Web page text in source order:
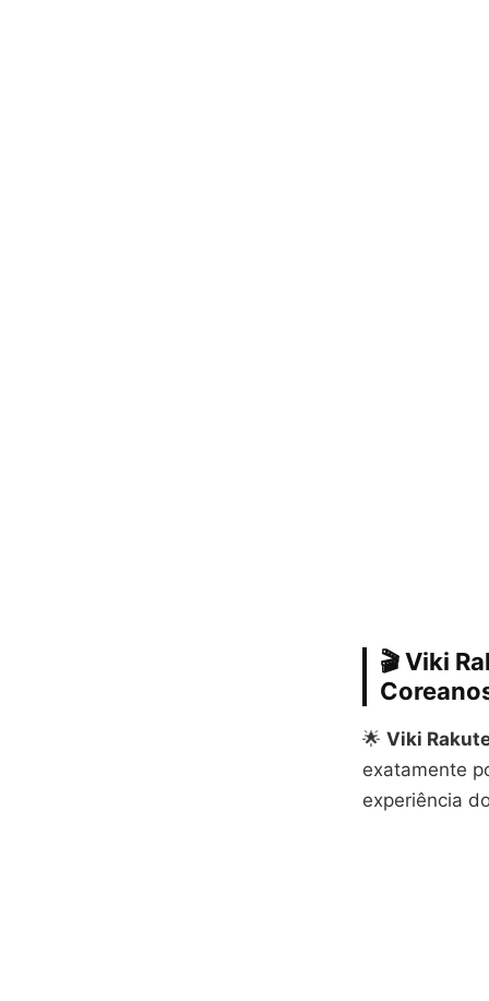
🎬 Viki
🌟 Viki
exatamente
experiência